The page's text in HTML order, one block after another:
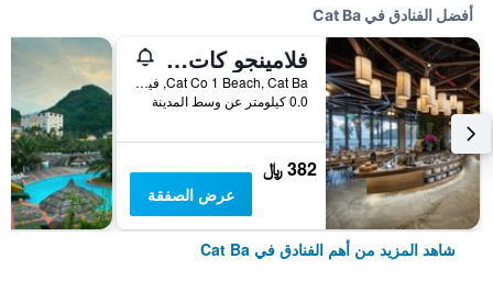
أفضل الفنادق في Cat Ba
فلامينجو كات با ريزورت - مانيدج د باي فلامينجو هوتلز آند ريزورتس
Cat Co 1 Beach, Cat Ba, فيتنام
0.0 كيلومتر عن وسط المدينة
382 ﷼
عرض الصفقة
شاهد المزيد من أهم الفنادق في Cat Ba